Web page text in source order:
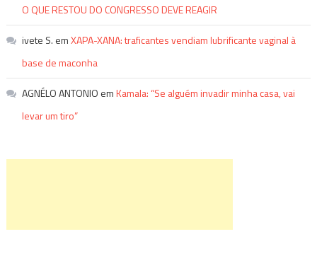
O QUE RESTOU DO CONGRESSO DEVE REAGIR
ivete S. emXAPA-XANA: traficantes vendiam lubrificante vaginal à
base de maconha
AGNÉLO ANTONIO emKamala: “Se alguém invadir minha casa, vai
levar um tiro”